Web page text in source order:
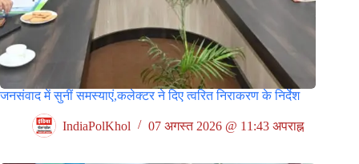
जनसंवाद में सुनीं समस्याएं,कलेक्टर ने दिए त्वरित निराकरण के निर्देश
IndiaPolKhol 07 अगस्त 2026 @ 11:43 अपराह्न